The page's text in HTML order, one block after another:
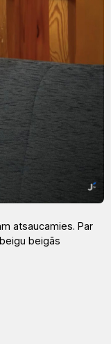
atsaucamies. Par
beigās